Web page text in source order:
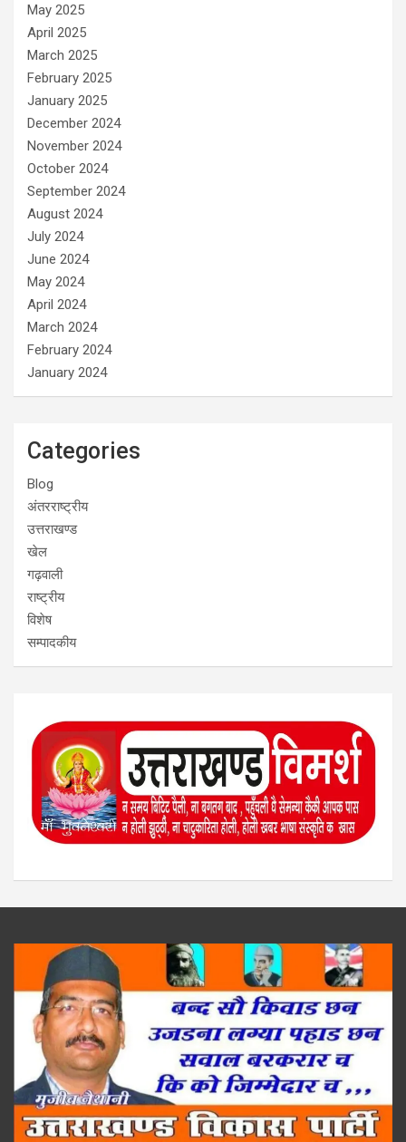
May 2025
April 2025
March 2025
February 2025
January 2025
December 2024
November 2024
October 2024
September 2024
August 2024
July 2024
June 2024
May 2024
April 2024
March 2024
February 2024
January 2024
Categories
Blog
अंतरराष्ट्रीय
उत्तराखण्ड
खेल
गढ़वाली
राष्ट्रीय
विशेष
सम्पादकीय